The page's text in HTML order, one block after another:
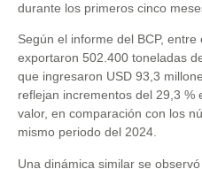
durante los primeros cinco
Según el informe del BCP,
exportaron 502.400 toneladas
que ingresaron USD 93,3
reflejan incrementos del 29,3 %
valor, en comparación con los
mismo periodo del 2024.
Una dinámica similar se